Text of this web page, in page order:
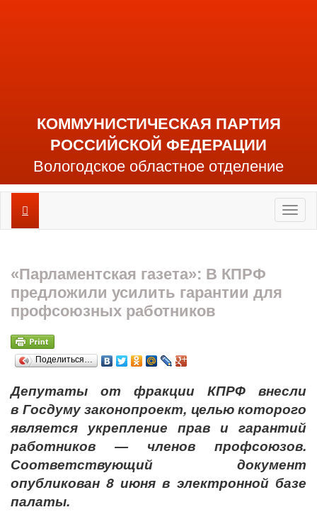
КОММУНИСТИЧЕСКАЯ ПАРТИЯ
РОССИЙСКОЙ ФЕДЕРАЦИИ
Вологодское областное отделение
«Парламентская газета»: В КПРФ
предложили усилить гарантии для
профсоюзных работников
Поделиться…
Депутаты от фракции КПРФ внесли
в Госдуму законопроект, целью которого
является укрепление прав и гарантий
работников — членов профсоюзов.
Соответствующий документ
опубликован 8 июня в электронной базе
палаты.